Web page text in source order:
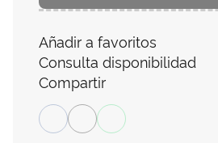
Añadir a favoritos
Consulta disponibilidad
Compartir